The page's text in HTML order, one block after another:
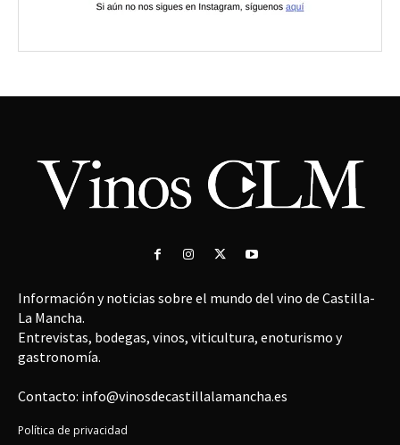
Información y noticias sobre el mundo del vino de Castilla-
La Mancha.
Entrevistas, bodegas, vinos, viticultura, enoturismo y
gastronomía.
Contacto: info@vinosdecastillalamancha.es
Política de privacidad